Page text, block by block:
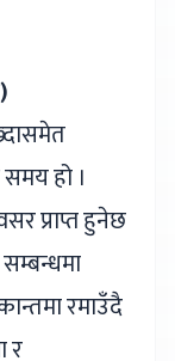
हो ।
प्राप्त हुनेछ
रमाउँदै
र